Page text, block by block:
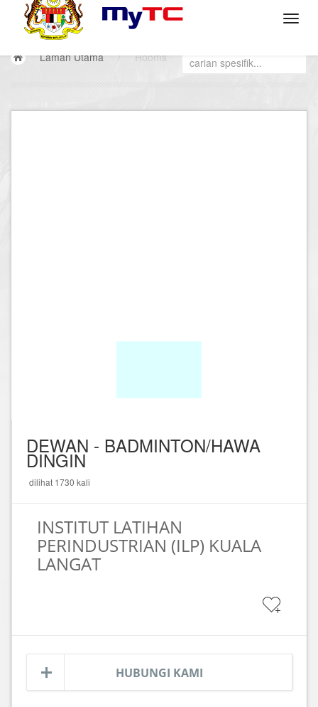
Laman Utama / Rooms
DEWAN - BADMINTON/HAWA
DINGIN
dilihat 1730 kali
INSTITUT LATIHAN
PERINDUSTRIAN (ILP) KUALA
LANGAT
HUBUNGI KAMI